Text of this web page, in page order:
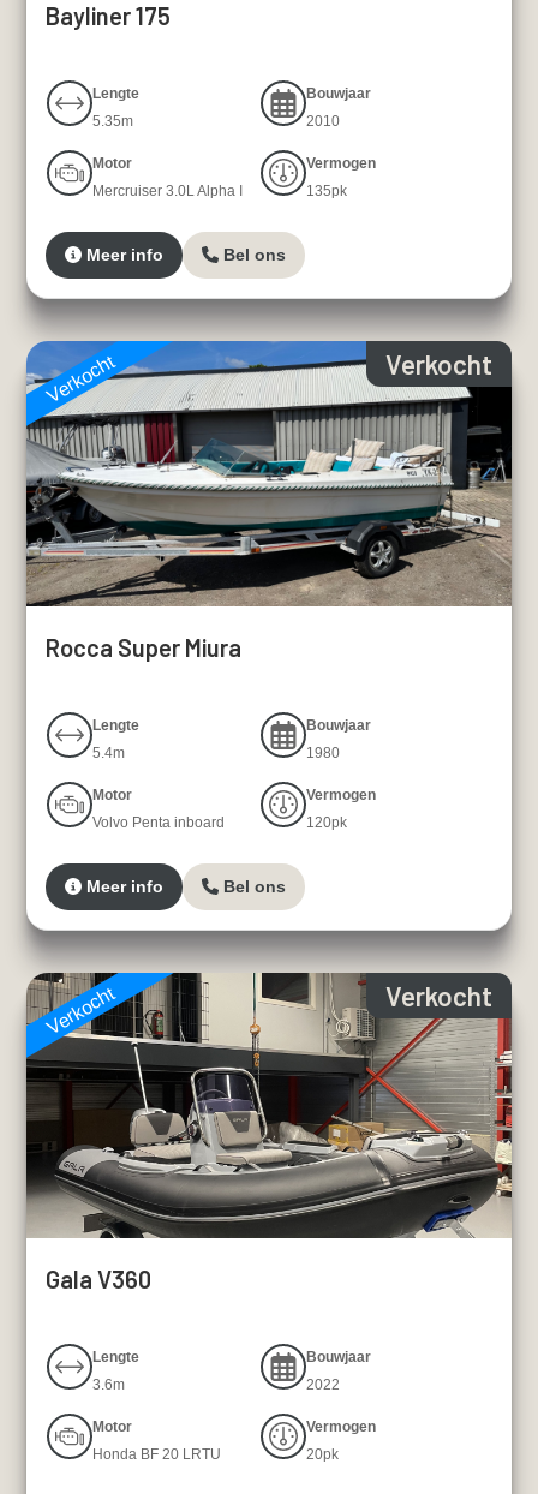
Bayliner 175
Lengte
5.35m
Bouwjaar
2010
Motor
Mercruiser 3.0L Alpha I
Vermogen
135pk
Meer info Bel ons
Verkocht
Verkocht
Rocca Super Miura
Lengte
5.4m
Bouwjaar
1980
Motor
Volvo Penta inboard
Vermogen
120pk
Meer info Bel ons
Verkocht
Verkocht
Gala V360
Lengte
3.6m
Bouwjaar
2022
Motor
Honda BF 20 LRTU
Vermogen
20pk